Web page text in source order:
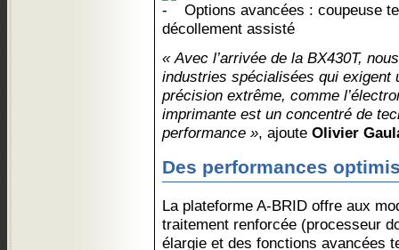
Options avancées : coupeuse
décollement assisté
« Avec l’arrivée de la BX430T,
industries spécialisées qui exigent
précision extrême, comme
imprimante est un concentré de
performance », ajoute Olivier
Des performances
La plateforme A-BRID offre aux
traitement renforcée (processeur
élargie et des fonctions avancées